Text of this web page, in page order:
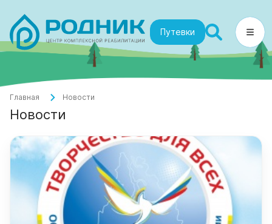
Путевки
Главная Новости
Новости